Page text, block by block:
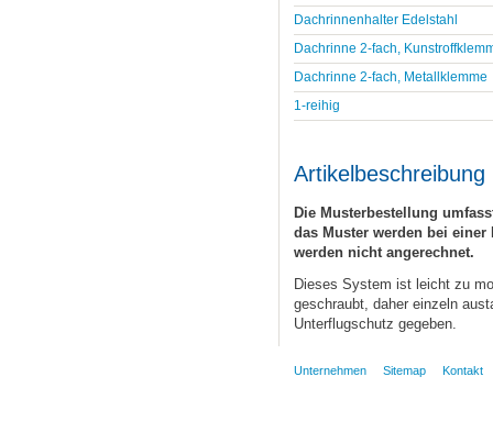
Dachrinnenhalter Edelstahl
Dachrinne 2-fach,
Dachrinne 2-fach, Metallklemme
1-reihig
Artikelbeschreibung
Die Musterbestellung
das Muster werden bei
werden nicht angerechnet.
Dieses System ist leicht zu
geschraubt, daher einzeln
Unterflugschutz gegeben.
Unternehmen Sitemap Kontakt